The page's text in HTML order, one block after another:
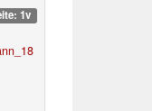
1v